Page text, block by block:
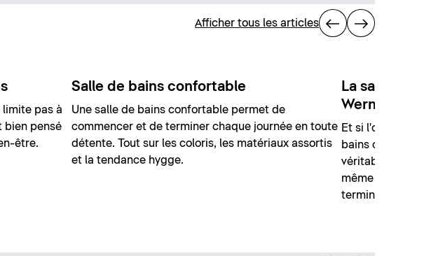
Afficher tous les articles
limite pas à
bien pensé
être.
Salle de bains confortable
Une salle de bains confortable permet de
commencer et de terminer chaque journée en toute
détente. Tout sur les coloris, les matériaux assortis
et la tendance hygge.
La salle de
Werner
Et si l'on
bains
véritable havre
même lorsque
terminée ?